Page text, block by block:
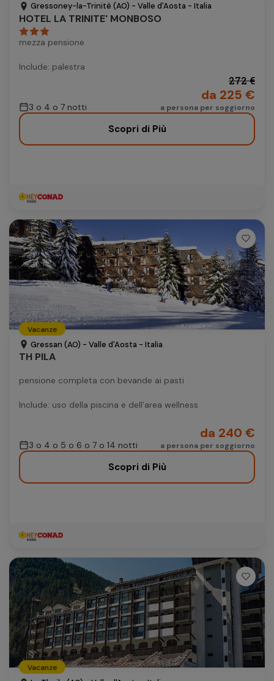
Gressoney-la-Trinitè (AO) - Valle d'Aosta - Italia
HOTEL LA TRINITE' MONBOSO
mezza pensione
Include: palestra
3 o 4 o 7 notti
272 €
da 225 €
a persona per soggiorno
Scopri di Più
Vacanze
Gressan (AO) - Valle d'Aosta - Italia
TH PILA
pensione completa con bevande ai pasti
Include: uso della piscina e dell'area wellness
3 o 4 o 5 o 6 o 7 o 14 notti
da 240 €
a persona per soggiorno
Scopri di Più
Vacanze